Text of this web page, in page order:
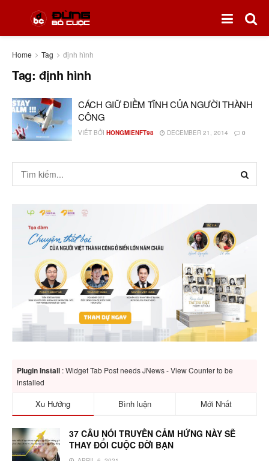
Home Tag định hình
Tag: định hình
CÁCH GIỮ ĐIỀM TĨNH CỦA NGƯỜI THÀNH
CÔNG
VIẾT BỞI HONGMIENFT98 DECEMBER 21, 2014 0
Plugin Install : Widget Tab Post needs JNews - View Counter to be
installed
Xu Hướng Bình luận Mới Nhất
37 CÂU NÓI TRUYỀN CẢM HỨNG NÀY SẼ
THAY ĐỔI CUỘC ĐỜI BẠN